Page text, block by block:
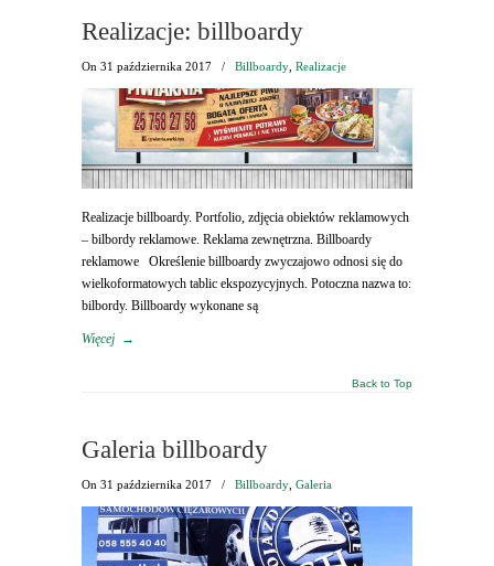
Realizacje: billboardy
On 31 października 2017 / Billboardy Realizacje
Realizacje billboardy. Portfolio, zdjęcia obiektów reklamowych
– bilbordy reklamowe. Reklama zewnętrzna. Billboardy
reklamowe Określenie billboardy zwyczajowo odnosi się do
wielkoformatowych tablic ekspozycyjnych. Potoczna nazwa to:
bilbordy. Billboardy wykonane są
Więcej →
Back to Top
Galeria billboardy
On 31 października 2017 / Billboardy Galeria